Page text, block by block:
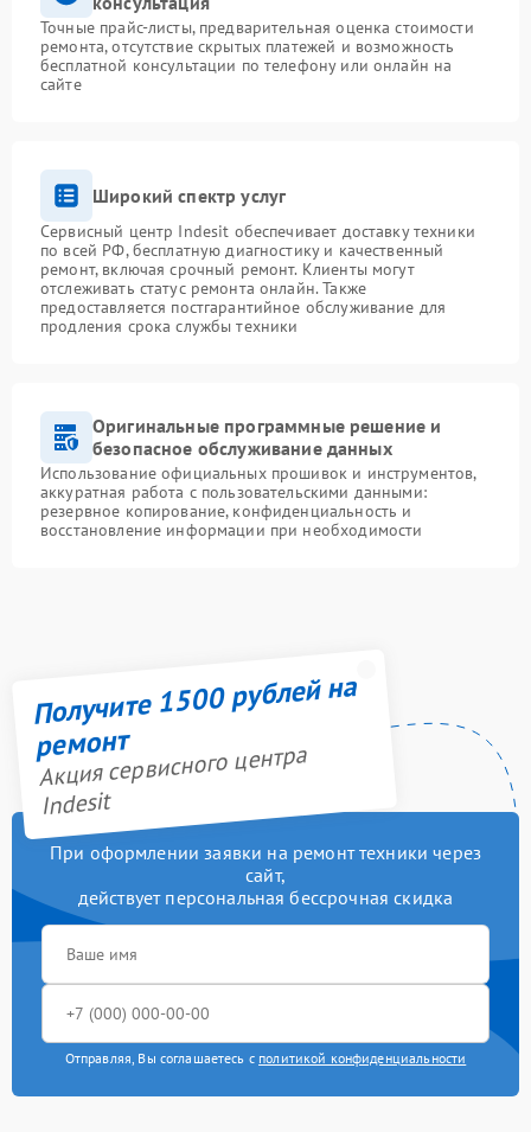
Точные прайс-листы, предварительная оценка стоимости
ремонта, отсутствие скрытых платежей и возможность
бесплатной консультации по телефону или онлайн на
сайте
Широкий спектр услуг
Сервисный центр Indesit обеспечивает доставку техники
по всей РФ, бесплатную диагностику и качественный
ремонт, включая срочный ремонт. Клиенты могут
отслеживать статус ремонта онлайн. Также
предоставляется постгарантийное обслуживание для
продления срока службы техники
Оригинальные программные решение и
безопасное обслуживание данных
Использование официальных прошивок и инструментов,
аккуратная работа с пользовательскими данными:
резервное копирование, конфиденциальность и
восстановление информации при необходимости
Получите 1500 рублей на
ремонт
Акция сервисного центра
Indesit
При оформлении заявки на ремонт техники через
сайт,
действует персональная бессрочная скидка
Отправляя, Вы соглашаетесь с политикой конфиденциальности